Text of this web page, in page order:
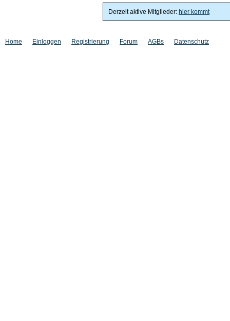
Derzeit aktive Mitglieder: hier kommt
Home Einloggen Registrierung Forum AGBs Datenschutz